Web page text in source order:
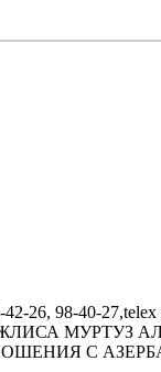
98-40-27,telex
С